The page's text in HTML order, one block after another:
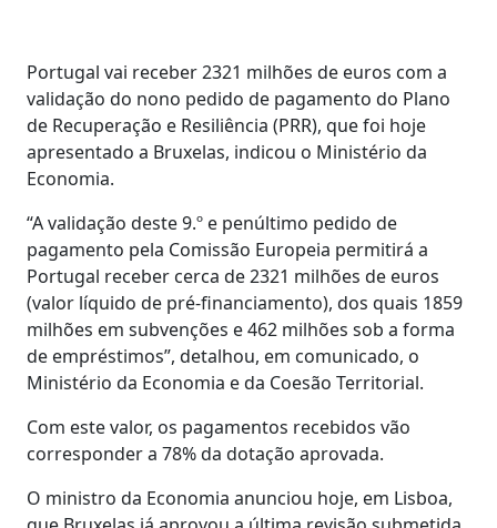
Portugal vai receber 2321 milhões de euros com a
validação do nono pedido de pagamento do Plano
de Recuperação e Resiliência (PRR), que foi hoje
apresentado a Bruxelas, indicou o Ministério da
Economia.
“A validação deste 9.º e penúltimo pedido de
pagamento pela Comissão Europeia permitirá a
Portugal receber cerca de 2321 milhões de euros
(valor líquido de pré-financiamento), dos quais 1859
milhões em subvenções e 462 milhões sob a forma
de empréstimos”, detalhou, em comunicado, o
Ministério da Economia e da Coesão Territorial.
Com este valor, os pagamentos recebidos vão
corresponder a 78% da dotação aprovada.
O ministro da Economia anunciou hoje, em Lisboa,